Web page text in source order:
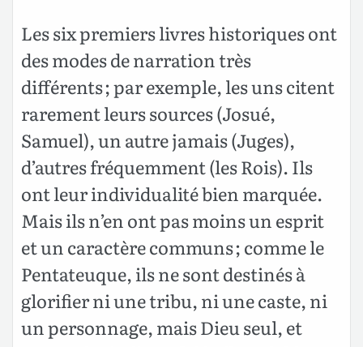
Les six premiers livres historiques ont
des modes de narration très
différents ; par exemple, les uns citent
rarement leurs sources (Josué,
Samuel), un autre jamais (Juges),
d’autres fréquemment (les Rois). Ils
ont leur individualité bien marquée.
Mais ils n’en ont pas moins un esprit
et un caractère communs ; comme le
Pentateuque, ils ne sont destinés à
glorifier ni une tribu, ni une caste, ni
un personnage, mais Dieu seul, et